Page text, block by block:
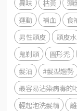
異味
枯黃 頭
運動
補血 食
男性頭皮
頭皮水
鬼剃頭
圓形禿
髮油
#髮型趨勢
最容易沾染病毒的
輕起泡洗髮精